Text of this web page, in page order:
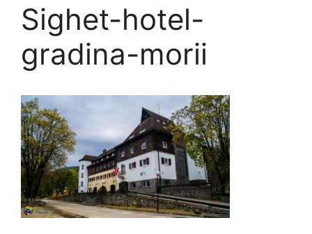
Sighet-hotel-
gradina-morii